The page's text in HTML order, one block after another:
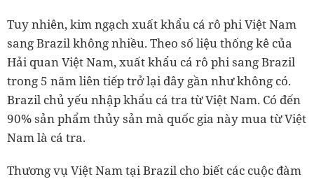
Tuy nhiên, kim ngạch xuất khẩu cá rô phi Việt Nam
sang Brazil không nhiều. Theo số liệu thống kê của
Hải quan Việt Nam, xuất khẩu cá rô phi sang Brazil
trong 5 năm liên tiếp trở lại đây gần như không có.
Brazil chủ yếu nhập khẩu cá tra từ Việt Nam. Có đến
90% sản phẩm thủy sản mà quốc gia này mua từ Việt
Nam là cá tra.
Thương vụ Việt Nam tại Brazil cho biết các cuộc đàm